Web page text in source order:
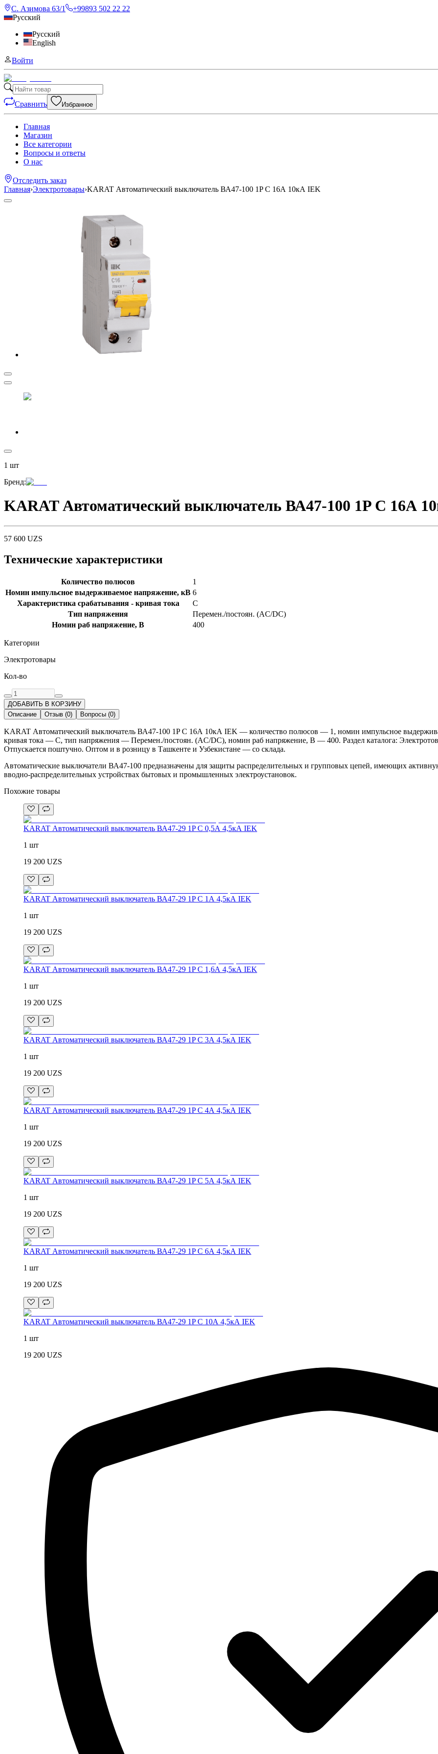
С. Азимова 63/1
+99893 502 22 22
Русский
Русский
English
Войти
Сравнить Избранное
Главная
Магазин
Все категории
Вопросы и ответы
О нас
Отследить заказ
Главная›Электротовары›KARAT Автоматический выключатель ВА47-100 1P C 16А 10кА IEK
1 шт
Бренд:
KARAT Автоматический выключатель ВА47-100 1P C 16А
57 600 UZS
Технические характеристики
Количество полюсов
1
Номин импульсное выдерживаемое напряжение, кВ 6
Характеристика срабатывания - кривая тока
C
Тип напряжения
Перемен./постоян. (AC/DC)
Номин раб напряжение, В
400
Категории
Электротовары
Кол-во
ДОБАВИТЬ В КОРЗИНУ
Описание
Отзыв (0) Вопросы (0)
KARAT Автоматический выключатель ВА47-100 1P C 16А 10кА IEK — количество полюсов — 1, номин импульсное
кривая тока — C, тип напряжения — Перемен./постоян. (AC/DC), номин раб напряжение, В — 400. Раздел каталога:
Отпускается поштучно. Оптом и в розницу в Ташкенте и Узбекистане — со склада.
Автоматические выключатели ВА47-100 предназначены для защиты распределительных и групповых цепей, имеющих
вводно-распределительных устройствах бытовых и промышленных электроустановок.
Похожие товары
KARAT Автоматический выключатель ВА47-29 1P C 0,5А 4,5кА IEK
1 шт
19 200 UZS
KARAT Автоматический выключатель ВА47-29 1P C 1А 4,5кА IEK
1 шт
19 200 UZS
KARAT Автоматический выключатель ВА47-29 1P C 1,6А 4,5кА IEK
1 шт
19 200 UZS
KARAT Автоматический выключатель ВА47-29 1P C 3А 4,5кА IEK
1 шт
19 200 UZS
KARAT Автоматический выключатель ВА47-29 1P C 4А 4,5кА IEK
1 шт
19 200 UZS
KARAT Автоматический выключатель ВА47-29 1P C 5А 4,5кА IEK
1 шт
19 200 UZS
KARAT Автоматический выключатель ВА47-29 1P C 6А 4,5кА IEK
1 шт
19 200 UZS
KARAT Автоматический выключатель ВА47-29 1P C 10А 4,5кА IEK
1 шт
19 200 UZS